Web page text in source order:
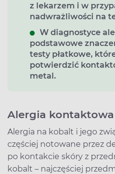
z lekarzem i w
nadwrażliwości na
W diagnostyce
podstawowe
testy płatkowe,
potwierdzić
metal.
Alergia
Alergia na kobalt i jego
częściej notowane przez
po kontakcie skóry z
kobalt – najczęściej